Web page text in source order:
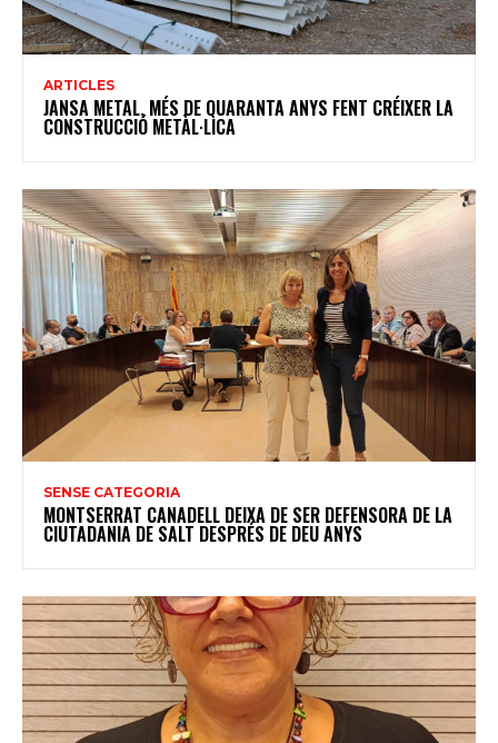
ARTICLES
JANSA METAL, MÉS DE QUARANTA ANYS FENT CRÉIXER LA
CONSTRUCCIÓ METÀL·LICA
SENSE CATEGORIA
MONTSERRAT CANADELL DEIXA DE SER DEFENSORA DE LA
CIUTADANIA DE SALT DESPRÉS DE DEU ANYS